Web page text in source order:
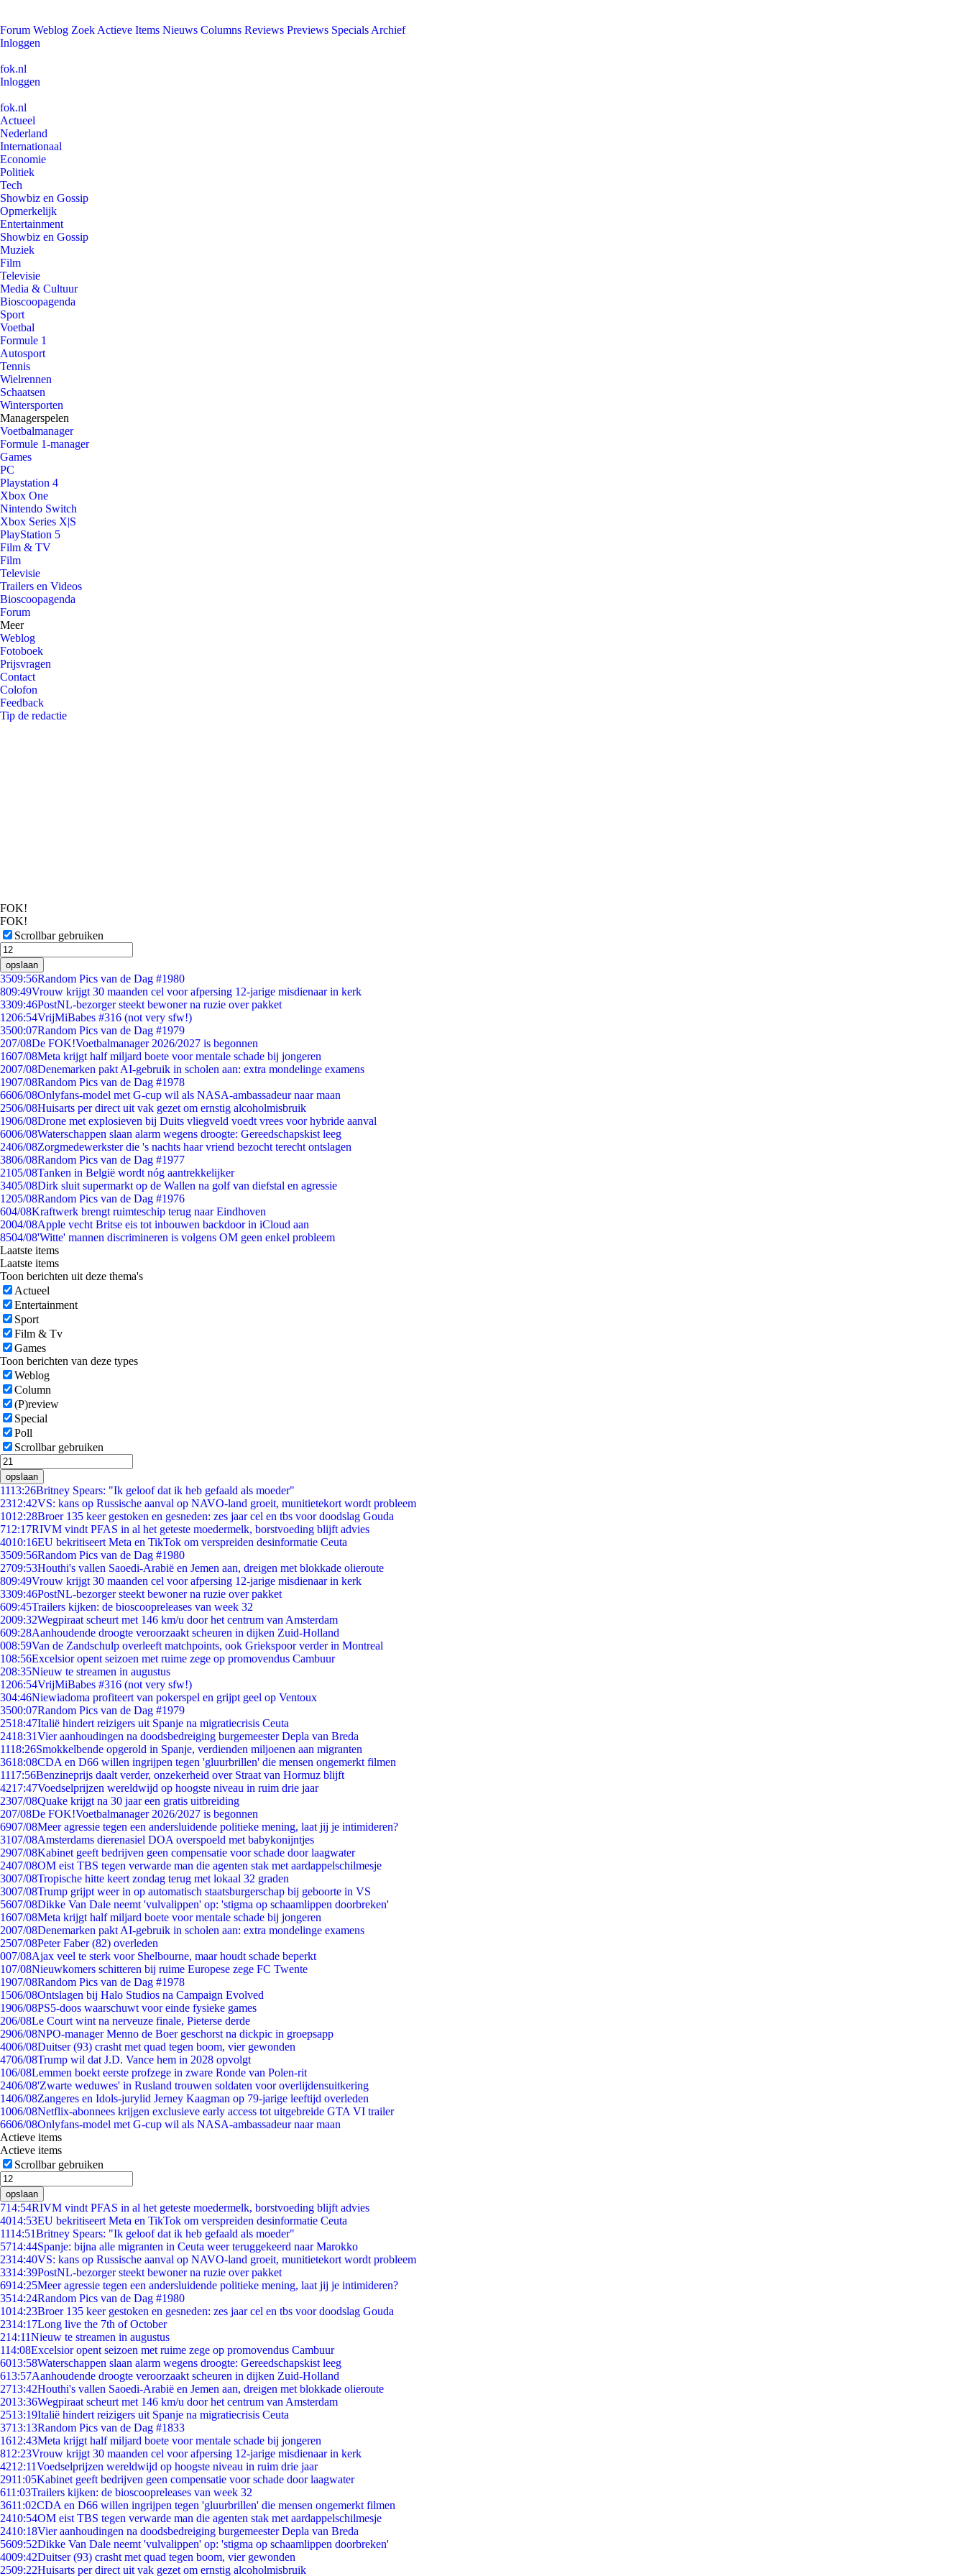
Forum Weblog Zoek Actieve Items Nieuws Columns Reviews Previews Specials Archief
Inloggen
fok.nl
Inloggen
fok.nl
Actueel
Nederland
Internationaal
Economie
Politiek
Tech
Showbiz en Gossip
Opmerkelijk
Entertainment
Showbiz en Gossip
Muziek
Film
Televisie
Media & Cultuur
Bioscoopagenda
Sport
Voetbal
Formule 1
Autosport
Tennis
Wielrennen
Schaatsen
Wintersporten
Managerspelen
Voetbalmanager
Formule 1-manager
Games
PC
Playstation 4
Xbox One
Nintendo Switch
Xbox Series X|S
PlayStation 5
Film & TV
Film
Televisie
Trailers en Videos
Bioscoopagenda
Forum
Meer
Weblog
Fotoboek
Prijsvragen
Contact
Colofon
Feedback
Tip de redactie
FOK!
FOK!
Scrollbar gebruiken
opslaan
3509:56Random Pics van de Dag #1980
809:49Vrouw krijgt 30 maanden cel voor afpersing 12-jarige misdienaar in kerk
3309:46PostNL-bezorger steekt bewoner na ruzie over pakket
1206:54VrijMiBabes #316 (not very sfw!)
3500:07Random Pics van de Dag #1979
207/08De FOK!Voetbalmanager 2026/2027 is begonnen
1607/08Meta krijgt half miljard boete voor mentale schade bij jongeren
2007/08Denemarken pakt AI-gebruik in scholen aan: extra mondelinge examens
1907/08Random Pics van de Dag #1978
6606/08Onlyfans-model met G-cup wil als NASA-ambassadeur naar maan
2506/08Huisarts per direct uit vak gezet om ernstig alcoholmisbruik
1906/08Drone met explosieven bij Duits vliegveld voedt vrees voor hybride aanval
6006/08Waterschappen slaan alarm wegens droogte: Gereedschapskist leeg
2406/08Zorgmedewerkster die 's nachts haar vriend bezocht terecht ontslagen
3806/08Random Pics van de Dag #1977
2105/08Tanken in België wordt nóg aantrekkelijker
3405/08Dirk sluit supermarkt op de Wallen na golf van diefstal en agressie
1205/08Random Pics van de Dag #1976
604/08Kraftwerk brengt ruimteschip terug naar Eindhoven
2004/08Apple vecht Britse eis tot inbouwen backdoor in iCloud aan
8504/08'Witte' mannen discrimineren is volgens OM geen enkel probleem
Laatste items
Laatste items
Toon berichten uit deze thema's
Actueel
Entertainment
Sport
Film & Tv
Games
Toon berichten van deze types
Weblog
Column
(P)review
Special
Poll
Scrollbar gebruiken
opslaan
1113:26Britney Spears: "Ik geloof dat ik heb gefaald als moeder"
2312:42VS: kans op Russische aanval op NAVO-land groeit, munitietekort wordt probleem
1012:28Broer 135 keer gestoken en gesneden: zes jaar cel en tbs voor doodslag Gouda
712:17RIVM vindt PFAS in al het geteste moedermelk, borstvoeding blijft advies
4010:16EU bekritiseert Meta en TikTok om verspreiden desinformatie Ceuta
3509:56Random Pics van de Dag #1980
2709:53Houthi's vallen Saoedi-Arabië en Jemen aan, dreigen met blokkade olieroute
809:49Vrouw krijgt 30 maanden cel voor afpersing 12-jarige misdienaar in kerk
3309:46PostNL-bezorger steekt bewoner na ruzie over pakket
609:45Trailers kijken: de bioscoopreleases van week 32
2009:32Wegpiraat scheurt met 146 km/u door het centrum van Amsterdam
609:28Aanhoudende droogte veroorzaakt scheuren in dijken Zuid-Holland
008:59Van de Zandschulp overleeft matchpoints, ook Griekspoor verder in Montreal
108:56Excelsior opent seizoen met ruime zege op promovendus Cambuur
208:35Nieuw te streamen in augustus
1206:54VrijMiBabes #316 (not very sfw!)
304:46Niewiadoma profiteert van pokerspel en grijpt geel op Ventoux
3500:07Random Pics van de Dag #1979
2518:47Italië hindert reizigers uit Spanje na migratiecrisis Ceuta
2418:31Vier aanhoudingen na doodsbedreiging burgemeester Depla van Breda
1118:26Smokkelbende opgerold in Spanje, verdienden miljoenen aan migranten
3618:08CDA en D66 willen ingrijpen tegen 'gluurbrillen' die mensen ongemerkt filmen
1117:56Benzineprijs daalt verder, onzekerheid over Straat van Hormuz blijft
4217:47Voedselprijzen wereldwijd op hoogste niveau in ruim drie jaar
2307/08Quake krijgt na 30 jaar een gratis uitbreiding
207/08De FOK!Voetbalmanager 2026/2027 is begonnen
6907/08Meer agressie tegen een andersluidende politieke mening, laat jij je intimideren?
3107/08Amsterdams dierenasiel DOA overspoeld met babykonijntjes
2907/08Kabinet geeft bedrijven geen compensatie voor schade door laagwater
2407/08OM eist TBS tegen verwarde man die agenten stak met aardappelschilmesje
3007/08Tropische hitte keert zondag terug met lokaal 32 graden
3007/08Trump grijpt weer in op automatisch staatsburgerschap bij geboorte in VS
5607/08Dikke Van Dale neemt 'vulvalippen' op: 'stigma op schaamlippen doorbreken'
1607/08Meta krijgt half miljard boete voor mentale schade bij jongeren
2007/08Denemarken pakt AI-gebruik in scholen aan: extra mondelinge examens
2507/08Peter Faber (82) overleden
007/08Ajax veel te sterk voor Shelbourne, maar houdt schade beperkt
107/08Nieuwkomers schitteren bij ruime Europese zege FC Twente
1907/08Random Pics van de Dag #1978
1506/08Ontslagen bij Halo Studios na Campaign Evolved
1906/08PS5-doos waarschuwt voor einde fysieke games
206/08Le Court wint na nerveuze finale, Pieterse derde
2906/08NPO-manager Menno de Boer geschorst na dickpic in groepsapp
4006/08Duitser (93) crasht met quad tegen boom, vier gewonden
4706/08Trump wil dat J.D. Vance hem in 2028 opvolgt
106/08Lemmen boekt eerste profzege in zware Ronde van Polen-rit
2406/08'Zwarte weduwes' in Rusland trouwen soldaten voor overlijdensuitkering
1406/08Zangeres en Idols-jurylid Jerney Kaagman op 79-jarige leeftijd overleden
1006/08Netflix-abonnees krijgen exclusieve early access tot uitgebreide GTA VI trailer
6606/08Onlyfans-model met G-cup wil als NASA-ambassadeur naar maan
Actieve items
Actieve items
Scrollbar gebruiken
opslaan
714:54RIVM vindt PFAS in al het geteste moedermelk, borstvoeding blijft advies
4014:53EU bekritiseert Meta en TikTok om verspreiden desinformatie Ceuta
1114:51Britney Spears: "Ik geloof dat ik heb gefaald als moeder"
5714:44Spanje: bijna alle migranten in Ceuta weer teruggekeerd naar Marokko
2314:40VS: kans op Russische aanval op NAVO-land groeit, munitietekort wordt probleem
3314:39PostNL-bezorger steekt bewoner na ruzie over pakket
6914:25Meer agressie tegen een andersluidende politieke mening, laat jij je intimideren?
3514:24Random Pics van de Dag #1980
1014:23Broer 135 keer gestoken en gesneden: zes jaar cel en tbs voor doodslag Gouda
2314:17Long live the 7th of October
214:11Nieuw te streamen in augustus
114:08Excelsior opent seizoen met ruime zege op promovendus Cambuur
6013:58Waterschappen slaan alarm wegens droogte: Gereedschapskist leeg
613:57Aanhoudende droogte veroorzaakt scheuren in dijken Zuid-Holland
2713:42Houthi's vallen Saoedi-Arabië en Jemen aan, dreigen met blokkade olieroute
2013:36Wegpiraat scheurt met 146 km/u door het centrum van Amsterdam
2513:19Italië hindert reizigers uit Spanje na migratiecrisis Ceuta
3713:13Random Pics van de Dag #1833
1612:43Meta krijgt half miljard boete voor mentale schade bij jongeren
812:23Vrouw krijgt 30 maanden cel voor afpersing 12-jarige misdienaar in kerk
4212:11Voedselprijzen wereldwijd op hoogste niveau in ruim drie jaar
2911:05Kabinet geeft bedrijven geen compensatie voor schade door laagwater
611:03Trailers kijken: de bioscoopreleases van week 32
3611:02CDA en D66 willen ingrijpen tegen 'gluurbrillen' die mensen ongemerkt filmen
2410:54OM eist TBS tegen verwarde man die agenten stak met aardappelschilmesje
2410:18Vier aanhoudingen na doodsbedreiging burgemeester Depla van Breda
5609:52Dikke Van Dale neemt 'vulvalippen' op: 'stigma op schaamlippen doorbreken'
4009:42Duitser (93) crasht met quad tegen boom, vier gewonden
2509:22Huisarts per direct uit vak gezet om ernstig alcoholmisbruik